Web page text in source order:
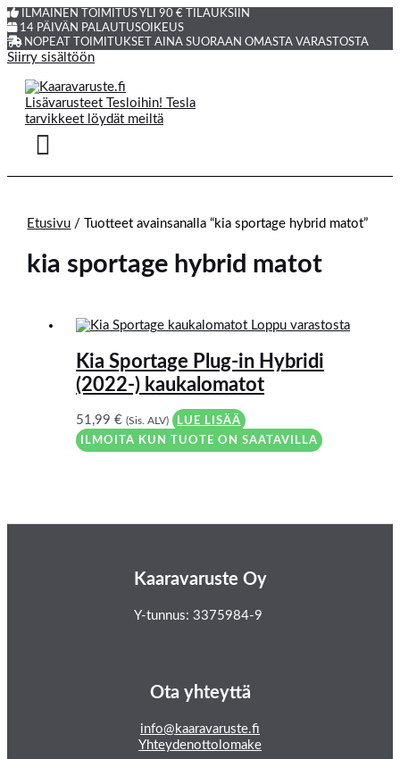
ILMAINEN TOIMITUS YLI 90 € TILAUKSIIN
14 PÄIVÄN PALAUTUSOIKEUS
NOPEAT TOIMITUKSET AINA SUORAAN OMASTA VARASTOSTA
Siirry sisältöön
Etusivu / Tuotteet avainsanalla “kia sportage hybrid matot”
kia sportage hybrid matot
Loppu varastosta
Kia Sportage Plug-in Hybridi
(2022-) kaukalomatot
51,99€ (Sis. ALV)
LUE LISÄÄ
ILMOITA KUN TUOTE ON SAATAVILLA
Kaaravaruste Oy
Y-tunnus: 3375984-9
Ota yhteyttä
info@kaaravaruste.fi
Yhteydenottolomake